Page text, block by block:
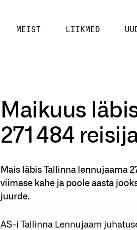
MEIST LIIKMED
Maikuus
271 484
Mais läbis Tallinna lennujaama
viimase kahe ja poole aasta
juurde.
AS-i Tallinna Lennujaam